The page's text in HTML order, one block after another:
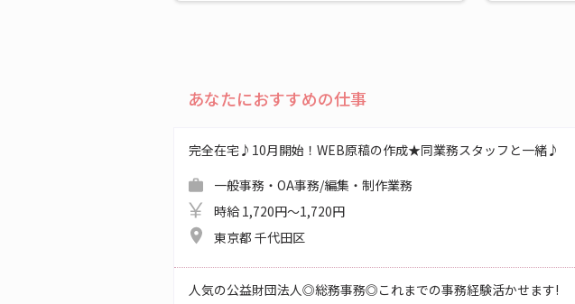
あなたにおすすめの仕事
完全在宅♪10月開始！WEB原稿の作成★同業務スタッフと一緒♪
一般事務・OA事務/編集・制作業務
時給 1,720円～1,720円
東京都 千代田区
人気の公益財団法人◎総務事務◎これまでの事務経験活かせます!